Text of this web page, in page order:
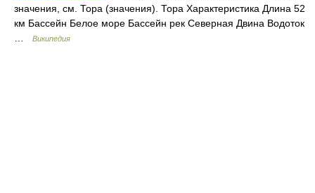
значения, см. Тора (значения). Тора Характеристика Длина 52
км Бассейн Белое море Бассейн рек Северная Двина Водоток
Википедия